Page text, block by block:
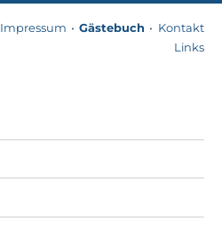
Kontakt
Gästebuch
Impressum
Links